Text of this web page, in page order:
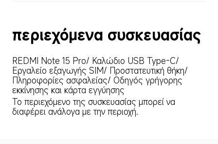
περιεχόμενα συσκευασίας
REDMI Note 15 Pro/ Καλώδιο USB Type-C/
Εργαλείο εξαγωγής SIM/ Προστατευτική θήκη/
Πληροφορίες ασφαλείας/ Οδηγός γρήγορης
εκκίνησης και κάρτα εγγύησης
Το περιεχόμενο της συσκευασίας μπορεί να
διαφέρει ανάλογα με την περιοχή.